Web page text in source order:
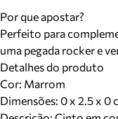
Por que apostar?
Perfeito para
uma pegada rocker e
Detalhes do produto
Cor: Marrom
Dimensões: 0 x 2.5 x 0